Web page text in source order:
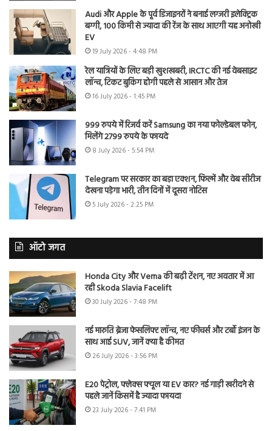
Audi और Apple के पूर्व डिजाइनरों ने बनाई लग्जरी इलेक्ट्रिक
बग्गी, 100 किमी से ज्यादा की रेंज के साथ आएगी यह अनोखी
EV
19 July 2026 - 4:48 PM
रेल यात्रियों के लिए बड़ी खुशखबरी, IRCTC की नई वेबसाइट
लॉन्च, टिकट बुकिंग होगी पहले से आसान और तेज
16 July 2026 - 1:45 PM
999 रुपये में रिजर्व करें Samsung का नया फोल्डेबल फोन,
मिलेंगे 2799 रुपये के फायदे
8 July 2026 - 5:54 PM
Telegram पर सरकार का बड़ा एक्शन, फिल्में और वेब सीरीज
देखना पड़ेगा भारी, तीन दिनों में दूसरा नोटिस
5 July 2026 - 2:25 PM
ऑटो जगत
Honda City और Verna की बढ़ी टेंशन, नए अवतार में आ
रही Skoda Slavia Facelift
30 July 2026 - 7:48 PM
नई मारुति ब्रेजा फेसलिफ्ट लॉन्च, नए फीचर्स और टर्बो इंजन के
साथ आई SUV, जानें क्या है कीमत
26 July 2026 - 3:56 PM
E20 पेट्रोल, फ्लेक्स फ्यूल या EV कार? नई गाड़ी खरीदने से
पहले जानें किसमें है ज्यादा फायदा
23 July 2026 - 7:41 PM